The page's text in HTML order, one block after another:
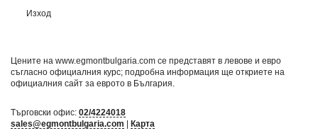
Изход
Цените на www.egmontbulgaria.com се представят в левове и евро
съгласно официалния курс; подробна информация ще откриете на
официалния сайт за еврото в България
Търговски офис: 02/4224018
sales@egmontbulgaria.com
Карта